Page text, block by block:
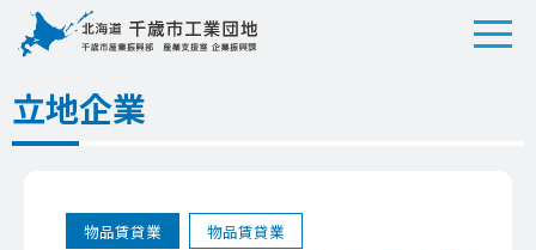
立地企業
物品賃貸業 物品賃貸業